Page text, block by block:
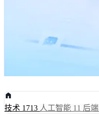
技术 1713 人工智能 11 后端